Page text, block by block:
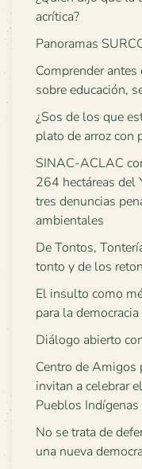
acrítica?
Panoramas
Comprender
sobre educación,
¿Sos de los que
plato de arroz con
SINAC-ACLAC
264 hectáreas del
tres denuncias
ambientales
De Tontos,
tonto y de los
El insulto como
para la democracia
Diálogo abierto
Centro de Amigos
invitan a celebrar
Pueblos Indígenas
No se trata de
una nueva